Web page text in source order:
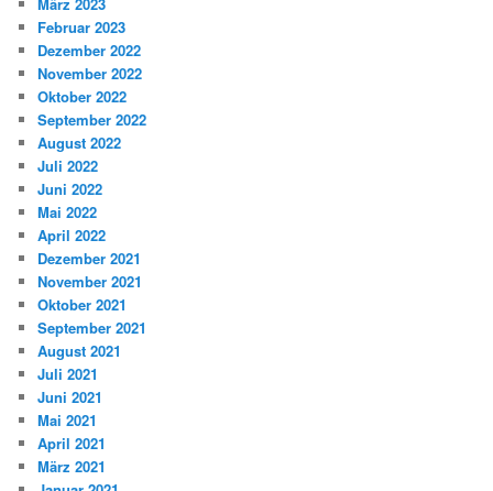
Februar 2023
Dezember 2022
November 2022
Oktober 2022
September 2022
August 2022
Juli 2022
Juni 2022
Mai 2022
April 2022
Dezember 2021
November 2021
Oktober 2021
September 2021
August 2021
Juli 2021
Juni 2021
Mai 2021
April 2021
März 2021